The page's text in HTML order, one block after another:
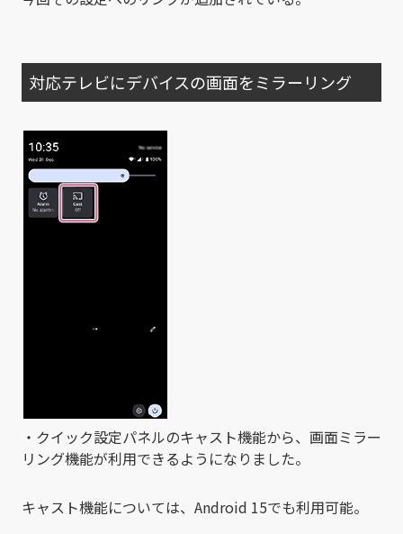
対応テレビにデバイスの画面をミラーリング
・クイック設定パネルのキャスト機能から、画面ミラー
リング機能が利用できるようになりました。
キャスト機能については、Android 15でも利用可能。